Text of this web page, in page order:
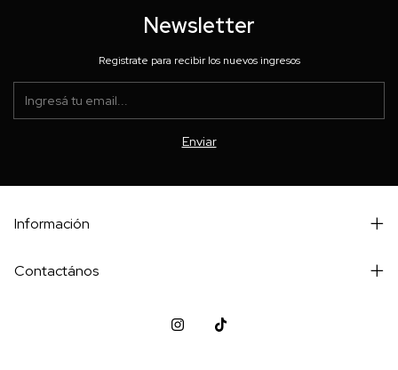
Newsletter
Registrate para recibir los nuevos ingresos
Información
Contactános